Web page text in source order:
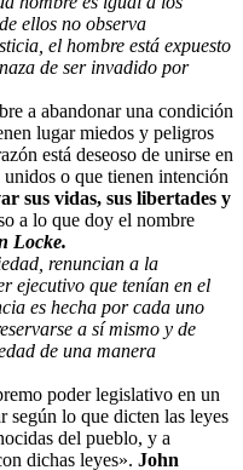
ellos no observa
el hombre está expuesto
de ser invadido por
a abandonar una condición
lugar miedos y peligros
está deseoso de unirse en
o que tienen intención
sus vidas, sus libertades y
a lo que doy el nombre
Locke.
renuncian a la
ejecutivo que tenían en el
es hecha por cada uno
a sí mismo y de
de una manera
poder legislativo en un
según lo que dicten las leyes
del pueblo, y a
dichas leyes». John